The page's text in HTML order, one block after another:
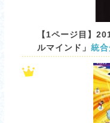
【1ページ目】
ルマインド」 統